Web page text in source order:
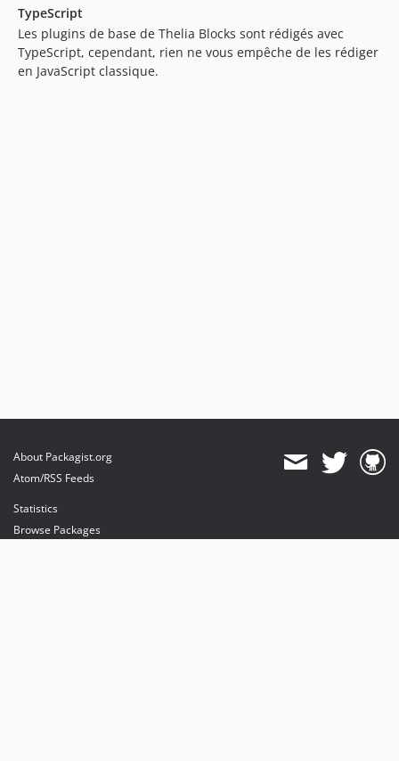
TypeScript
Les plugins de base de Thelia Blocks sont rédigés avec
TypeScript, cependant, rien ne vous empêche de les rédiger
en JavaScript classique.
About Packagist.org
Atom/RSS Feeds
Statistics
Browse Packages